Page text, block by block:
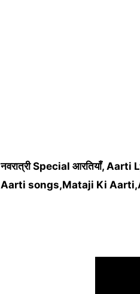
नवरात्री Special आरतियाँ,
Aarti songs,Mataji Ki